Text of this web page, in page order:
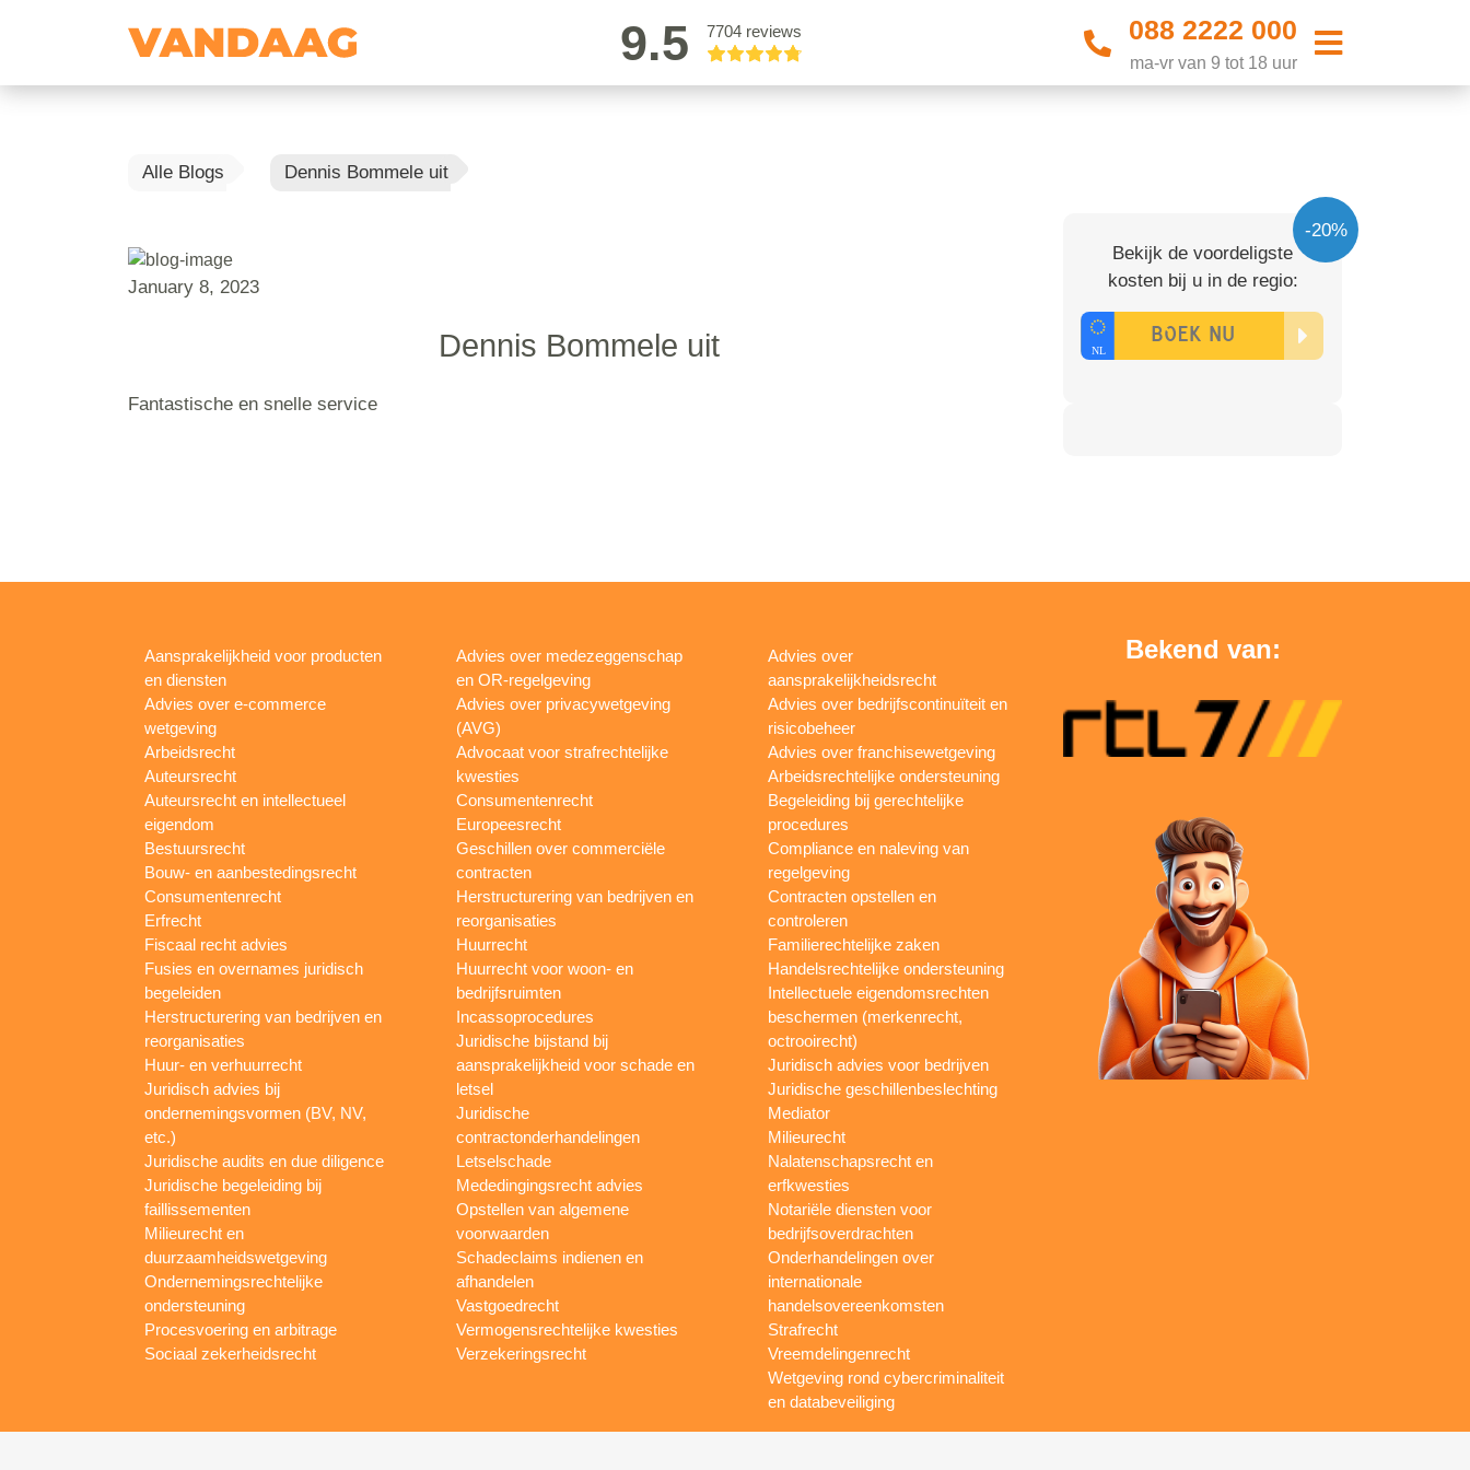
9.5 7704 reviews 088 2222 000
ma-vr van 9 tot 18 uur
Alle Blogs Dennis Bommele uit
January 8, 2023
Dennis Bommele uit
Fantastische en snelle service
-20%
Bekijk de voordeligste
kosten bij u in de regio:
Aansprakelijkheid voor producten
en diensten
Advies over e-commerce
wetgeving
Arbeidsrecht
Auteursrecht
Auteursrecht en intellectueel
eigendom
Bestuursrecht
Bouw- en aanbestedingsrecht
Consumentenrecht
Erfrecht
Fiscaal recht advies
Fusies en overnames juridisch
begeleiden
Herstructurering van bedrijven en
reorganisaties
Huur- en verhuurrecht
Juridisch advies bij
ondernemingsvormen (BV, NV,
etc.)
Juridische audits en due diligence
Juridische begeleiding bij
faillissementen
Milieurecht en
duurzaamheidswetgeving
Ondernemingsrechtelijke
ondersteuning
Procesvoering en arbitrage
Sociaal zekerheidsrecht
Advies over medezeggenschap
en OR-regelgeving
Advies over privacywetgeving
(AVG)
Advocaat voor strafrechtelijke
kwesties
Consumentenrecht
Europeesrecht
Geschillen over commerciële
contracten
Herstructurering van bedrijven en
reorganisaties
Huurrecht
Huurrecht voor woon- en
bedrijfsruimten
Incassoprocedures
Juridische bijstand bij
aansprakelijkheid voor schade en
letsel
Juridische
contractonderhandelingen
Letselschade
Mededingingsrecht advies
Opstellen van algemene
voorwaarden
Schadeclaims indienen en
afhandelen
Vastgoedrecht
Vermogensrechtelijke kwesties
Verzekeringsrecht
Advies over
aansprakelijkheidsrecht
Advies over bedrijfscontinuïteit en
risicobeheer
Advies over franchisewetgeving
Arbeidsrechtelijke ondersteuning
Begeleiding bij gerechtelijke
procedures
Compliance en naleving van
regelgeving
Contracten opstellen en
controleren
Familierechtelijke zaken
Handelsrechtelijke ondersteuning
Intellectuele eigendomsrechten
beschermen (merkenrecht,
octrooirecht)
Juridisch advies voor bedrijven
Juridische geschillenbeslechting
Mediator
Milieurecht
Nalatenschapsrecht en
erfkwesties
Notariële diensten voor
bedrijfsoverdrachten
Onderhandelingen over
internationale
handelsovereenkomsten
Strafrecht
Vreemdelingenrecht
Wetgeving rond cybercriminaliteit
en databeveiliging
Bekend van: